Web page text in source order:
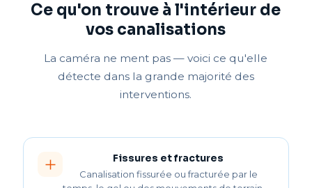
Ce qu'on trouve à l'intérieur de
vos canalisations
La caméra ne ment pas — voici ce qu'elle
détecte dans la grande majorité des
interventions.
Fissures et fractures
Canalisation fissurée ou fracturée par le